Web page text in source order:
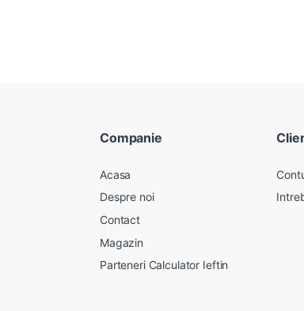
Companie
Acasa
Despre noi
Contact
Magazin
Parteneri Calculator Ieftin